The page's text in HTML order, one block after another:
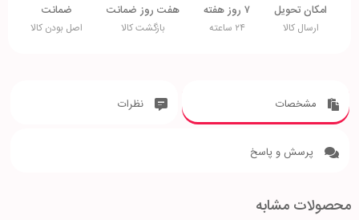
امکان تحویل
ارسال کالا
۷ روز هفته
۲۴ ساعته
هفت روز ضمانت
بازگشت کالا
ضمانت
اصل بودن کالا
مشخصات نظرات
پرسش و پاسخ
محصولات مشابه